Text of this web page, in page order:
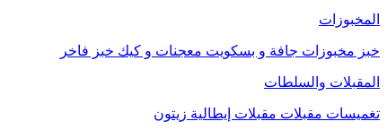
المخبوزات
خبز مخبوزات جافة و بسكويت معجنات و كيك خبز فاخر
المقبلات والسلطات
تغميسات مقبلات مقبلات إيطالية زيتون